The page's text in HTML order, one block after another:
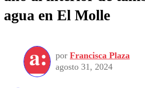
agua en El Molle
por Francisca Plaza
agosto 31, 2024